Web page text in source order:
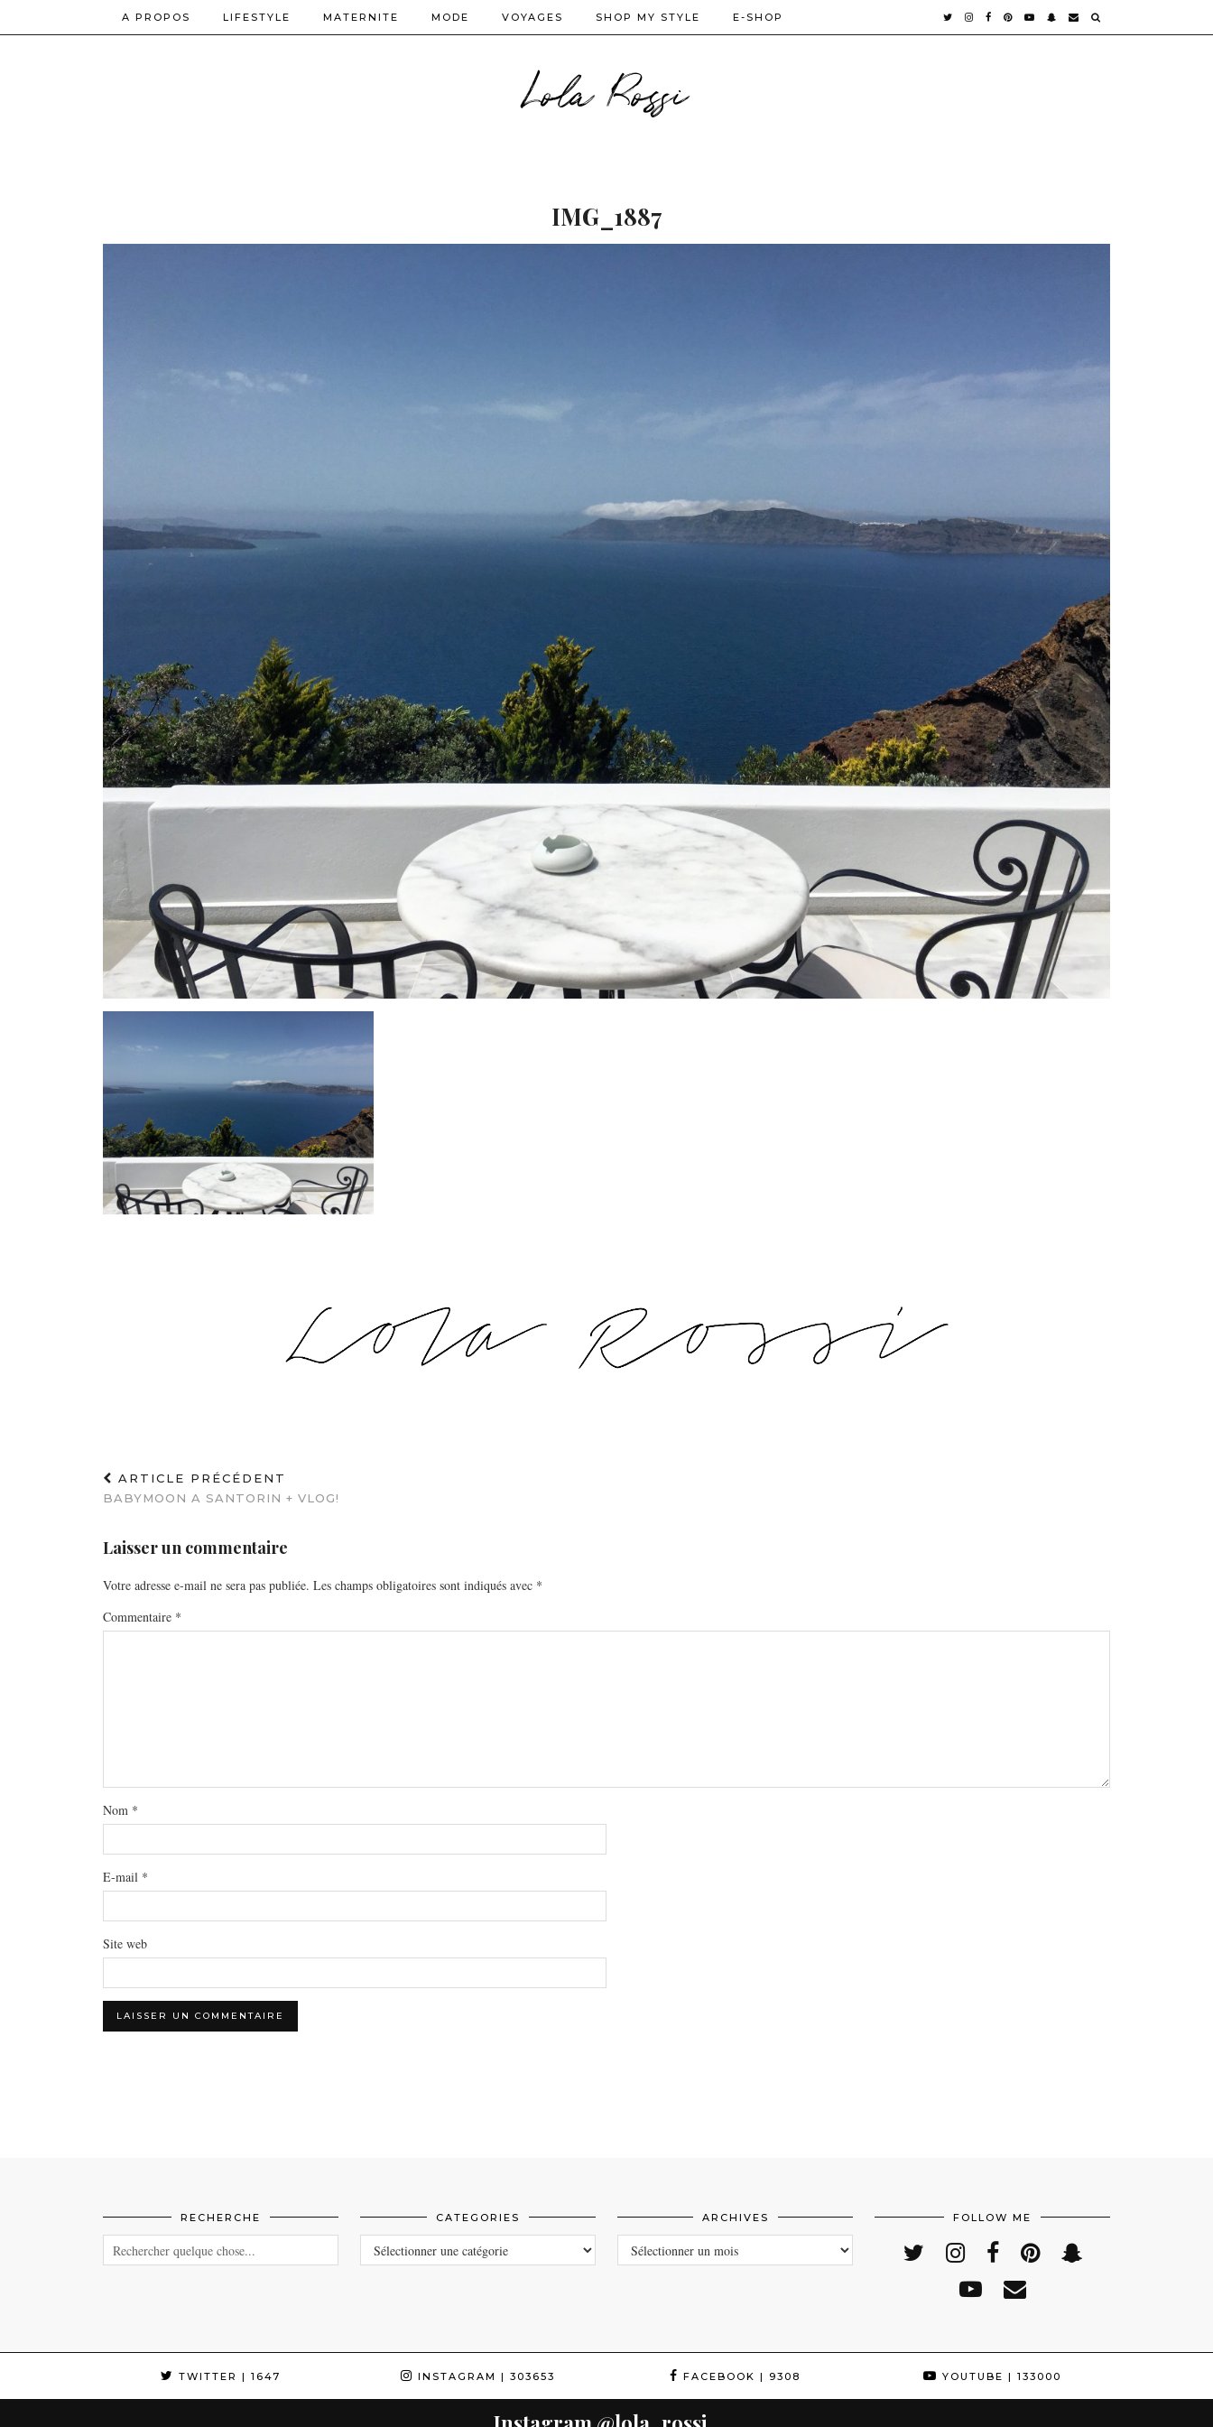
Lola Rossi
A PROPOS LIFESTYLE MATERNITE MODE VOYAGES SHOP MY STYLE E-SHOP
IMG_1887
ARTICLE PRÉCÉDENT
BABYMOON A SANTORIN + VLOG!
Laisser un commentaire
Votre adresse e-mail ne sera pas publiée. Les champs obligatoires sont indiqués avec *
Commentaire *
Nom *
E-mail *
Site web
RECHERCHE CATEGORIES
CATEGORIES
ARCHIVES
ARCHIVES
FOLLOW ME
TWITTER | 1647 INSTAGRAM | 303653 FACEBOOK | 9308 YOUTUBE | 133000